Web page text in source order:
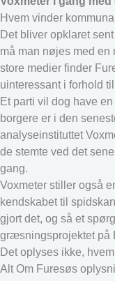
Hvem vinder
Det bliver opklaret
må man nøjes med en
store medier finder
uinteressant i forhold
Et parti vil dog have
borgere er i den
analyseinstituttet
de stemte ved det
gang.
Voxmeter stiller også
kendskabet til
gjort det, og så et
græsningsprojektet på
Det oplyses ikke,
Alt Om Furesøs